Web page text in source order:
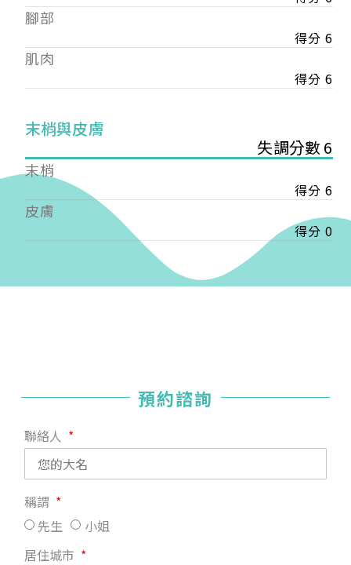
腳部
得分 6
肌肉
得分 6
末梢與皮膚
失調分數 6
末梢
得分 6
皮膚
得分 0
預約諮詢
聯絡人
稱謂
先生
小姐
居住城市
——
【會費】
個人會員:
入會費新臺幣1200元，於會員入會時繳納；常年會
入會費新臺幣3000元，於會員入會時繳納；常年會
戶名: 社團法人台灣自律神經健康培訓暨發展協會
帳號: 003-03-501566-2
銀行: (013) 國泰世華 南京東路分行